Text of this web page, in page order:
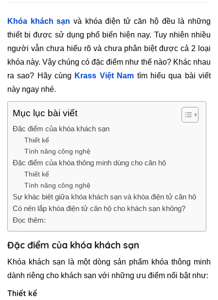
Khóa khách sạn và khóa điện tử căn hộ đều là những
thiết bị được sử dụng phổ biến hiện nay. Tuy nhiên nhiều
người vẫn chưa hiểu rõ và chưa phân biệt được cả 2 loại
khóa này. Vậy chúng có đặc điểm như thế nào? Khác nhau
ra sao? Hãy cùng Krass Việt Nam tìm hiểu qua bài viết
này ngay nhé.
Mục lục bài viết
Đặc điểm của khóa khách sạn
Thiết kế
Tính năng công nghệ
Đặc điểm của khóa thông minh dùng cho căn hộ
Thiết kế
Tính năng công nghệ
Sự khác biệt giữa khóa khách sạn và khóa điện tử căn hộ
Có nên lắp khóa điện tử căn hộ cho khách sạn không?
Đọc thêm:
Đặc điểm của khóa khách sạn
Khóa khách sạn là một dòng sản phẩm khóa thông minh
dành riêng cho khách sạn với những ưu điểm nổi bật như:
Thiết kế